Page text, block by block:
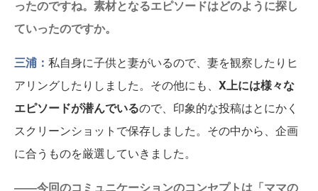
ったのですね。素材となるエピソードはどのように探し
ていったのですか。
三浦： 私自身に子供と妻がいるので、妻を観察したりヒ
アリングしたりしました。その他にも、 X上には様々な
エピソードが潜んでいるので、印象的な投稿はとにかく
スクリーンショットで保存しました。その中から、企画
に合うものを厳選していきました。
――今回のコミュニケーションのコンセプトは「ママの